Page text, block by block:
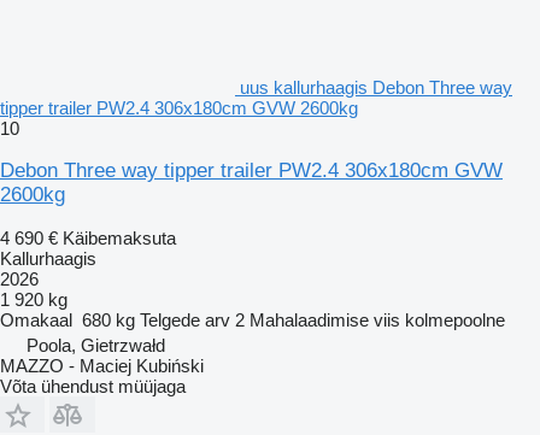
uus kallurhaagis Debon Three way
tipper trailer PW2.4 306x180cm GVW 2600kg
10
Debon Three way tipper trailer PW2.4 306x180cm GVW
2600kg
4 690 € Käibemaksuta
Kallurhaagis
2026
1 920 kg
Omakaal 680 kg Telgede arv 2 Mahalaadimise viis kolmepoolne
Poola, Gietrzwałd
MAZZO - Maciej Kubiński
Võta ühendust müüjaga